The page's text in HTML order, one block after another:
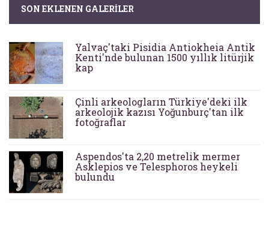
SON EKLENEN GALERILER
Yalvaç'taki Pisidia Antiokheia Antik
Kenti'nde bulunan 1500 yıllık litürjik
kap
Çinli arkeologların Türkiye'deki ilk
arkeolojik kazısı Yoğunburç'tan ilk
fotoğraflar
Aspendos'ta 2,20 metrelik mermer
Asklepios ve Telesphoros heykeli
bulundu